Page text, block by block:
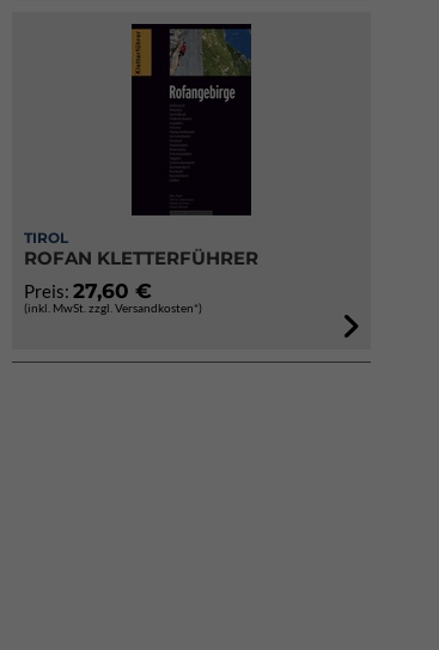
TIROL
ROFAN KLETTERFÜHRER
Preis: 27,60 €
(inkl. MwSt. zzgl. Versandkosten*)